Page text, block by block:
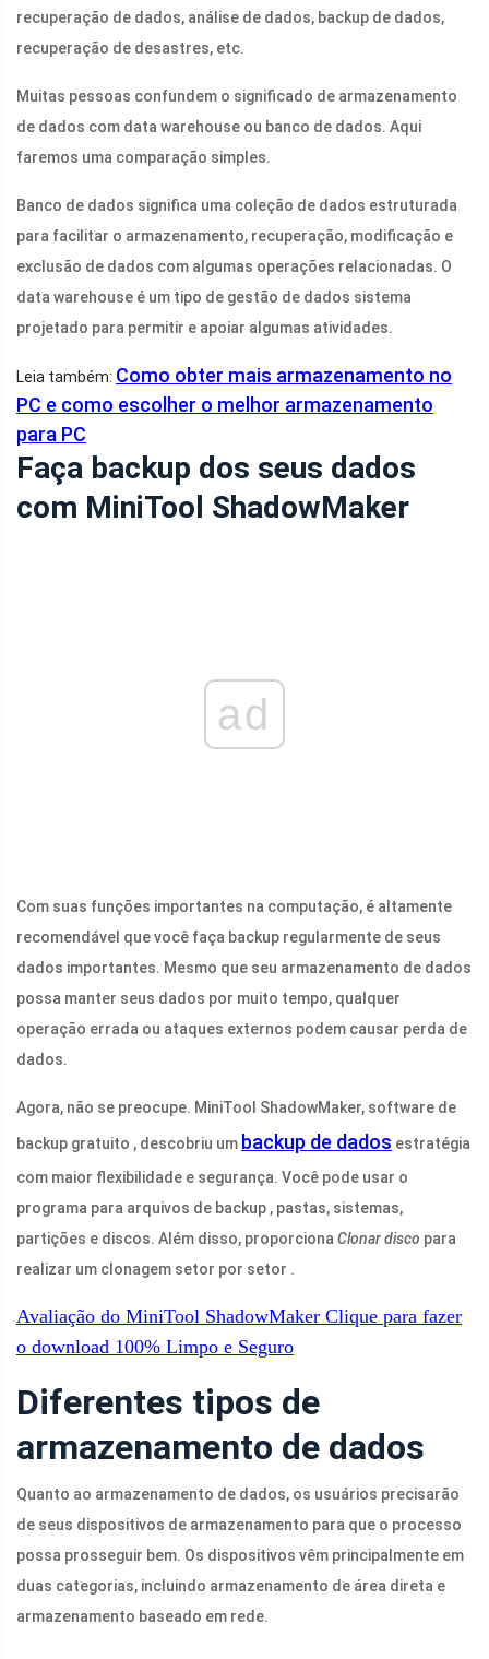
recuperação de dados, análise de dados, backup de dados,
recuperação de desastres, etc.
Muitas pessoas confundem o significado de armazenamento
de dados com data warehouse ou banco de dados. Aqui
faremos uma comparação simples.
Banco de dados significa uma coleção de dados estruturada
para facilitar o armazenamento, recuperação, modificação e
exclusão de dados com algumas operações relacionadas. O
data warehouse é um tipo de gestão de dados sistema
projetado para permitir e apoiar algumas atividades.
Leia também: Como obter mais armazenamento no
PC e como escolher o melhor armazenamento
para PC
Faça backup dos seus dados
com MiniTool ShadowMaker
ad
Com suas funções importantes na computação, é altamente
recomendável que você faça backup regularmente de seus
dados importantes. Mesmo que seu armazenamento de dados
possa manter seus dados por muito tempo, qualquer
operação errada ou ataques externos podem causar perda de
dados.
Agora, não se preocupe. MiniTool ShadowMaker, software de
backup gratuito , descobriu um backup de dados estratégia
com maior flexibilidade e segurança. Você pode usar o
programa para arquivos de backup , pastas, sistemas,
partições e discos. Além disso, proporciona Clonar disco para
realizar um clonagem setor por setor .
Avaliação do MiniTool ShadowMaker Clique para fazer
o download 100% Limpo e Seguro
Diferentes tipos de
armazenamento de dados
Quanto ao armazenamento de dados, os usuários precisarão
de seus dispositivos de armazenamento para que o processo
possa prosseguir bem. Os dispositivos vêm principalmente em
duas categorias, incluindo armazenamento de área direta e
armazenamento baseado em rede.